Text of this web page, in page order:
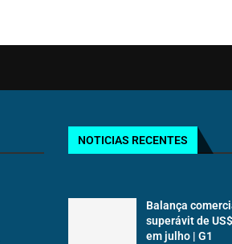
NOTICIAS RECENTES
Balança
superávit de
em julho | G1